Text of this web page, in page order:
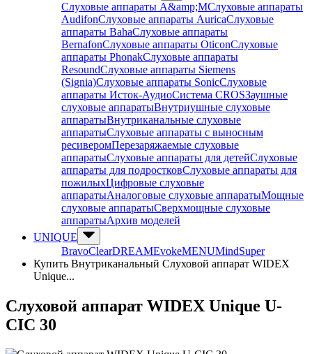
Слуховые аппараты A&amp;MСлуховые аппараты
AudifonСлуховые аппараты AuricaСлуховые
аппараты BahaСлуховые аппараты
BernafonСлуховые аппараты OticonСлуховые
аппараты PhonakСлуховые аппараты
ResoundСлуховые аппараты Siemens
(Signia)Слуховые аппараты SonicСлуховые
аппараты Исток-АудиоСистема CROSЗаушные
слуховые аппаратыВнутриушные слуховые
аппаратыВнутриканальные слуховые
аппаратыСлуховые аппараты с выносным
ресиверомПерезаряжаемые слуховые
аппаратыСлуховые аппараты для детейСлуховые
аппараты для подростковСлуховые аппараты для
пожилыхЦифровые слуховые
аппаратыАналоговые слуховые аппаратыМощные
слуховые аппаратыСверхмощные слуховые
аппаратыАрхив моделей
UNIQUE
BravoClearDREAMEvokeMENUMindSuper
Купить Внутриканальный Слуховой аппарат WIDEX
Unique...
Слуховой аппарат WIDEX Unique U-
CIC 30